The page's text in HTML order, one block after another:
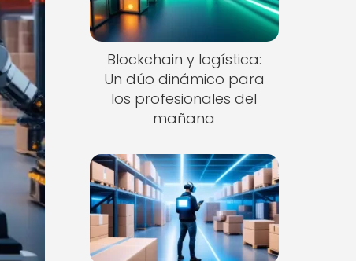
Blockchain y logística:
Un dúo dinámico para
los profesionales del
mañana